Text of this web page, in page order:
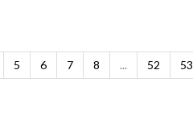
5 6 7 8 ... 52 53